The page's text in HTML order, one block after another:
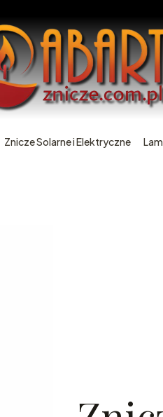
Znicze Solarne i Elektryczne